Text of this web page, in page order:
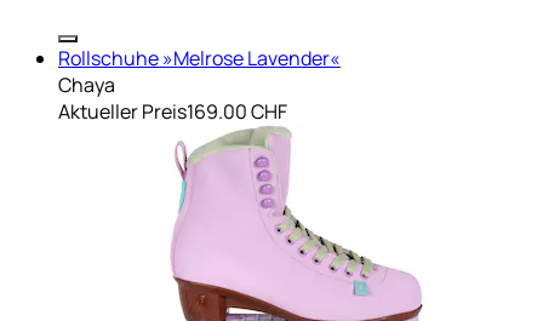
Rollschuhe »Melrose Lavender«
Chaya
Aktueller Preis169.00 CHF